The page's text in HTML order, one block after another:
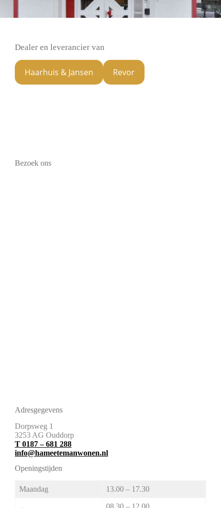
Dealer en leverancier van
Haarhuis & Jansen Revor
Bezoek ons
Adresgegevens
Dorpsweg 1
3253 AG Ouddorp
T 0187 – 681 288
info@hameetemanwonen.nl
Openingstijden
Maandag 13.00 – 17.30
08.30 – 12.00